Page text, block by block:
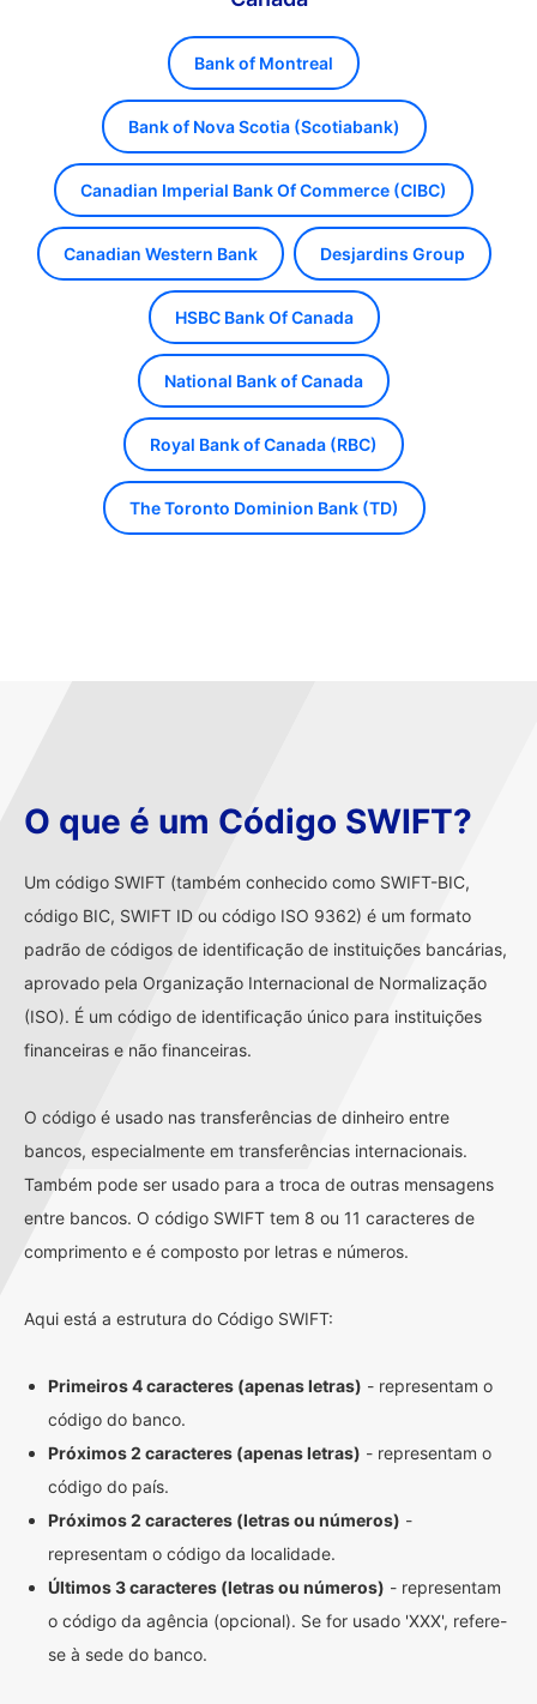
Bank of Montreal
Bank of Nova Scotia (Scotiabank)
Canadian Imperial Bank Of Commerce (CIBC)
Canadian Western Bank Desjardins Group
HSBC Bank Of Canada
National Bank of Canada
Royal Bank of Canada (RBC)
The Toronto Dominion Bank (TD)
O que é um Código SWIFT?
Um código SWIFT (também conhecido como SWIFT-BIC,
código BIC, SWIFT ID ou código ISO 9362) é um formato
padrão de códigos de identificação de instituições bancárias,
aprovado pela Organização Internacional de Normalização
(ISO). É um código de identificação único para instituições
financeiras e não financeiras.
O código é usado nas transferências de dinheiro entre
bancos, especialmente em transferências internacionais.
Também pode ser usado para a troca de outras mensagens
entre bancos. O código SWIFT tem 8 ou 11 caracteres de
comprimento e é composto por letras e números.
Aqui está a estrutura do Código SWIFT:
Primeiros 4 caracteres (apenas letras) - representam o
código do banco.
Próximos 2 caracteres (apenas letras) - representam o
código do país.
Próximos 2 caracteres (letras ou números) -
representam o código da localidade.
Últimos 3 caracteres (letras ou números) - representam
o código da agência (opcional). Se for usado 'XXX', refere-
se à sede do banco.